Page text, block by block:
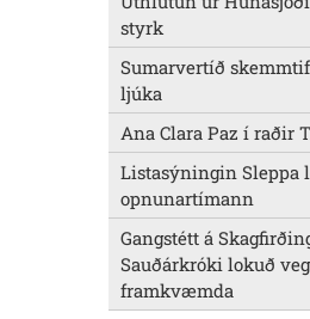
styrk
Sumarvertíð
ljúka
Ana Clara Paz í raðir
Listasýningin Sleppa
opnunartímann
Gangstétt á
Sauðárkróki lokuð
framkvæmda